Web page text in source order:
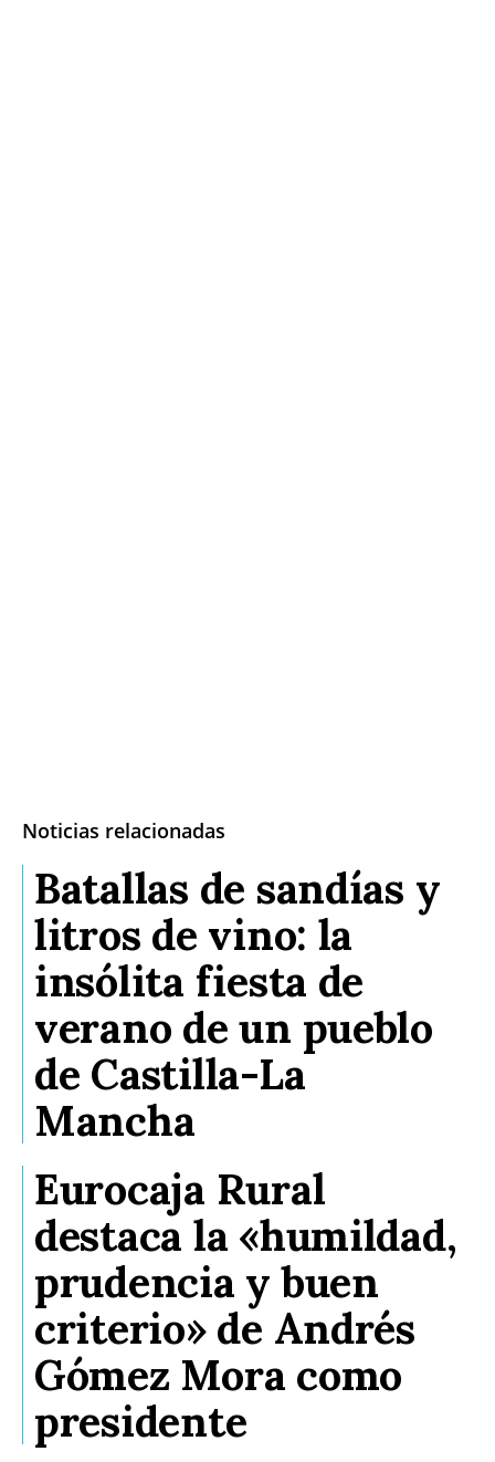
Noticias relacionadas
Batallas de sandías y
litros de vino: la
insólita fiesta de
verano de un pueblo
de Castilla-La
Mancha
Eurocaja Rural
destaca la «humildad,
prudencia y buen
criterio» de Andrés
Gómez Mora como
presidente